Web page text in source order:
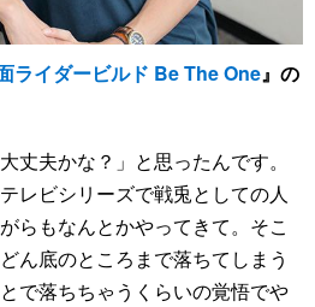
イダービルド Be The One』の
丈夫かな？」と思ったんです。
レビシリーズで戦兎としての人
らもなんとかやってきて。そこ
ん底のところまで落ちてしまう
で落ちちゃうくらいの覚悟でや